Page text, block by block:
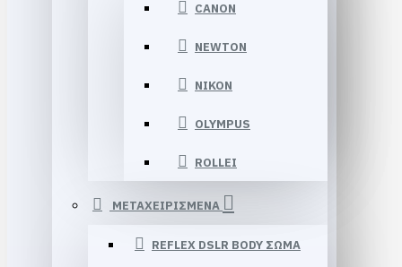
CANON
NEWTON
NIKON
OLYMPUS
ROLLEI
ΜΕΤΑΧΕΙΡΙΣΜΕΝΑ
REFLEX DSLR BODY ΣΩΜΑ